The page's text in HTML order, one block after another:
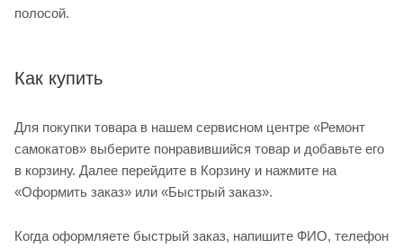
полосой.
Как купить
Для покупки товара в нашем сервисном центре «Ремонт
самокатов» выберите понравившийся товар и добавьте его
в корзину. Далее перейдите в Корзину и нажмите на
«Оформить заказ» или «Быстрый заказ».
Когда оформляете быстрый заказ, напишите ФИО, телефон